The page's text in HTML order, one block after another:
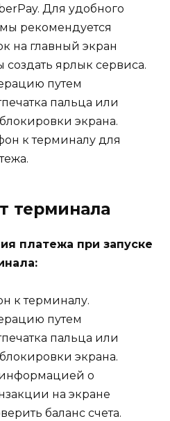
Для удобного
рекомендуется
на главный экран
создать ярлык сервиса.
путем
пальца или
экрана.
к терминалу для
терминала
платежа при запуске
к терминалу.
путем
пальца или
экрана.
о
на экране
баланс счета.